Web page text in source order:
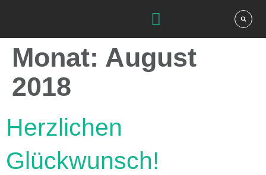
Monat: August
2018
Herzlichen
Glückwunsch!